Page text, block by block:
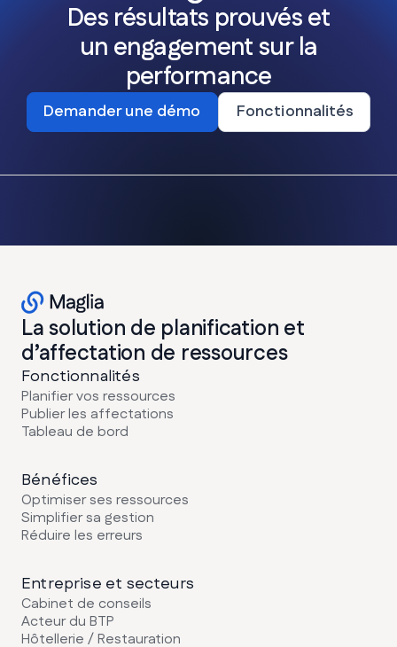
Des résultats prouvés et
un engagement sur la
performance
Demander une démo Fonctionnalités
La solution de planification et
d’affectation de ressources
Fonctionnalités
Planifier vos ressources
Publier les affectations
Tableau de bord
Bénéfices
Optimiser ses ressources
Simplifier sa gestion
Réduire les erreurs
Entreprise et secteurs
Cabinet de conseils
Acteur du BTP
Hôtellerie / Restauration